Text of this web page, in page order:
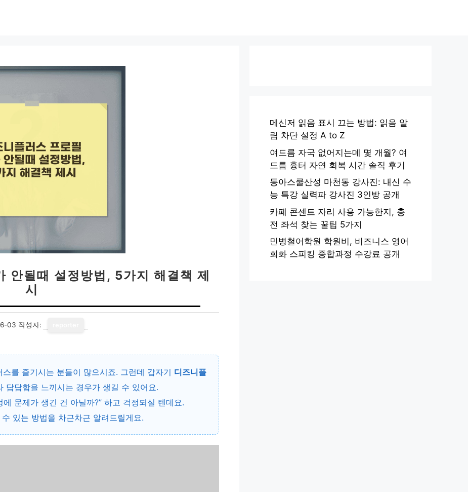
안될때 설정방법, 5가지 해결책 제
시
03 작성자:
를 즐기시는 분들이 많으시죠. 그런데 갑자기 디즈니플
답답함을 느끼시는 경우가 생길 수 있어요.
에 문제가 생긴 건 아닐까?” 하고 걱정되실 텐데요.
있는 방법을 차근차근 알려드릴게요.
메신저 읽음 표시 끄는 방법: 읽음 알
림 차단 설정 A to Z
여드름 자국 없어지는데 몇 개월? 여
드름 흉터 자연 회복 시간 솔직 후기
동아스쿨산성 마천동 강사진: 내신 수
능 특강 실력파 강사진 3인방 공개
카페 콘센트 자리 사용 가능한지, 충
전 좌석 찾는 꿀팁 5가지
민병철어학원 학원비, 비즈니스 영어
회화 스피킹 종합과정 수강료 공개